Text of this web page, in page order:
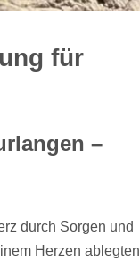
für
–
durch Sorgen und
Herzen ablegten